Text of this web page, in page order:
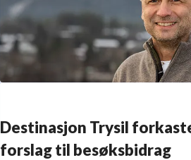
Destinasjon Trysil
forslag til besøksbidrag